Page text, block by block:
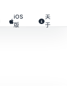
iOS
版
关
于